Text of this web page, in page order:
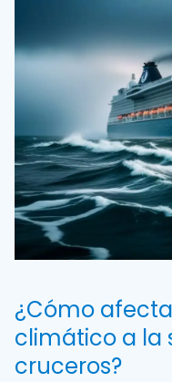
¿Cómo
climático a la
cruceros?